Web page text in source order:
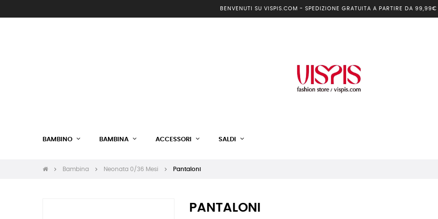
BENVENUTI SU VISPIS.COM - SPEDIZIONE GRATUITA A PARTIRE DA 99,99€
BAMBINO BAMBINA ACCESSORI SALDI
Bambina Neonata 0/36 Mesi Pantaloni
PANTALONI